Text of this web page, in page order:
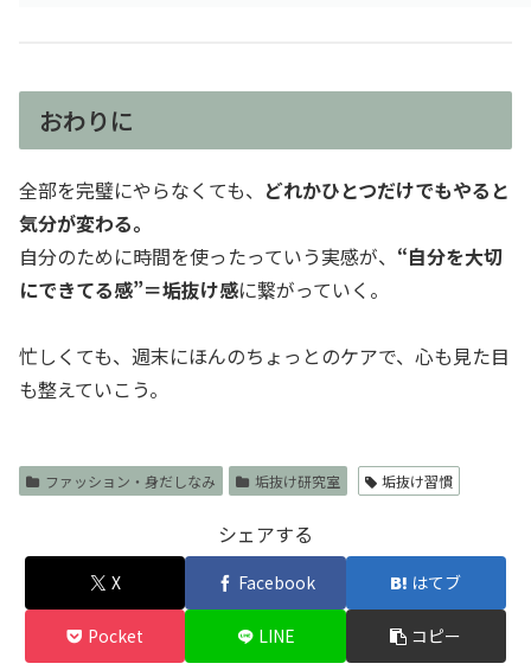
おわりに
全部を完璧にやらなくても、 どれかひとつだけでもやると
気分が変わる。
自分のために時間を使ったっていう実感が、 “自分を大切
にできてる感”＝垢抜け感に繋がっていく。
忙しくても、週末にほんのちょっとのケアで、心も見た目
も整えていこう。
ファッション・身だしなみ 垢抜け研究室 垢抜け習慣
シェアする
X Facebook はてブ
Pocket LINE コピー